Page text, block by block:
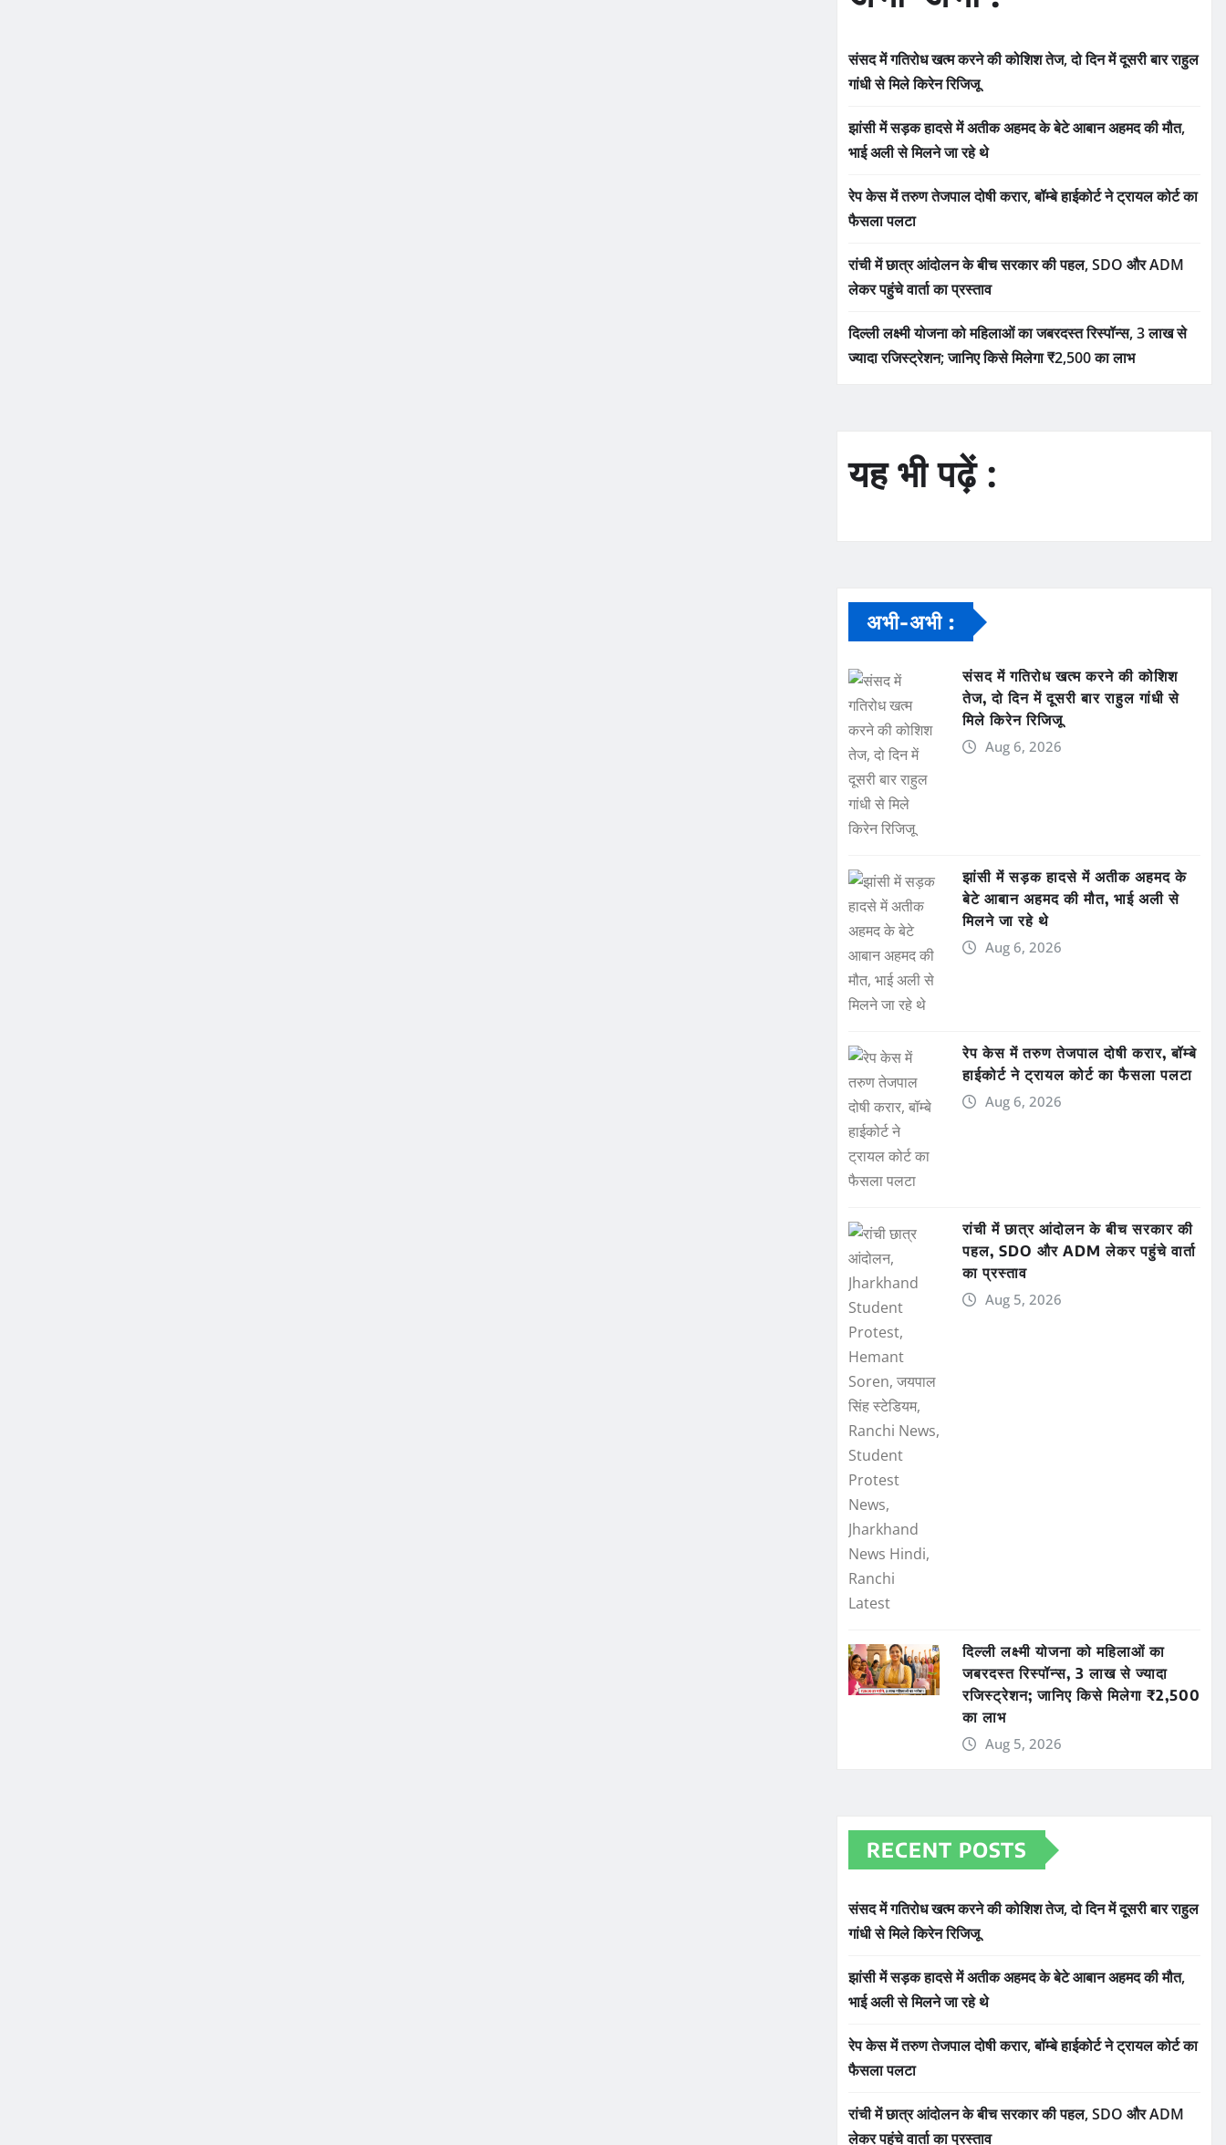
संसद में गतिरोध खत्म करने की कोशिश तेज, दो दिन में दूसरी बार राहुल
गांधी से मिले किरेन रिजिजू
झांसी में सड़क हादसे में अतीक अहमद के बेटे आबान अहमद की मौत,
भाई अली से मिलने जा रहे थे
रेप केस में तरुण तेजपाल दोषी करार, बॉम्बे हाईकोर्ट ने ट्रायल कोर्ट का
फैसला पलटा
रांची में छात्र आंदोलन के बीच सरकार की पहल, SDO और ADM
लेकर पहुंचे वार्ता का प्रस्ताव
दिल्ली लक्ष्मी योजना को महिलाओं का जबरदस्त रिस्पॉन्स, 3 लाख से
ज्यादा रजिस्ट्रेशन; जानिए किसे मिलेगा ₹2,500 का लाभ
यह भी पढ़ें :
अभी-अभी :
संसद में गतिरोध खत्म करने की कोशिश
तेज, दो दिन में दूसरी बार राहुल गांधी से
मिले किरेन रिजिजू
Aug 6, 2026
झांसी में सड़क हादसे में अतीक अहमद के
बेटे आबान अहमद की मौत, भाई अली से
मिलने जा रहे थे
Aug 6, 2026
रेप केस में तरुण तेजपाल दोषी करार, बॉम्बे
हाईकोर्ट ने ट्रायल कोर्ट का फैसला पलटा
Aug 6, 2026
रांची में छात्र आंदोलन के बीच सरकार की
पहल, SDO और ADM लेकर पहुंचे वार्ता
का प्रस्ताव
Aug 5, 2026
दिल्ली लक्ष्मी योजना को महिलाओं का
जबरदस्त रिस्पॉन्स, 3 लाख से ज्यादा
रजिस्ट्रेशन; जानिए किसे मिलेगा ₹2,500
का लाभ
Aug 5, 2026
RECENT POSTS
संसद में गतिरोध खत्म करने की कोशिश तेज, दो दिन में दूसरी बार राहुल
गांधी से मिले किरेन रिजिजू
झांसी में सड़क हादसे में अतीक अहमद के बेटे आबान अहमद की मौत,
भाई अली से मिलने जा रहे थे
रेप केस में तरुण तेजपाल दोषी करार, बॉम्बे हाईकोर्ट ने ट्रायल कोर्ट का
फैसला पलटा
रांची में छात्र आंदोलन के बीच सरकार की पहल, SDO और ADM
लेकर पहुंचे वार्ता का प्रस्ताव